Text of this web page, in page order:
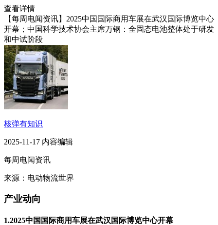
查看详情
【每周电闻资讯】2025中国国际商用车展在武汉国际博览中心
开幕；中国科学技术协会主席万钢：全固态电池整体处于研发
和中试阶段
核弹有知识
2025-11-17 内容编辑
每周电闻资讯
来源：电动物流世界
产业动向
1.2025中国国际商用车展在武汉国际博览中心开幕